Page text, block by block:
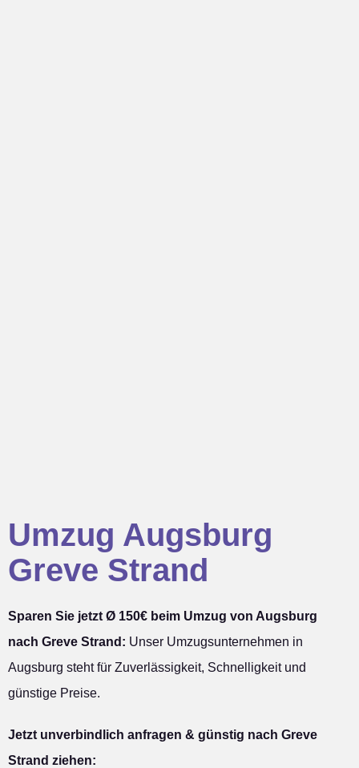
Umzug Augsburg
Greve Strand
Sparen Sie jetzt Ø 150€ beim Umzug von Augsburg
nach Greve Strand: Unser Umzugsunternehmen in
Augsburg steht für Zuverlässigkeit, Schnelligkeit und
günstige Preise.
Jetzt unverbindlich anfragen & günstig nach Greve
Strand ziehen: